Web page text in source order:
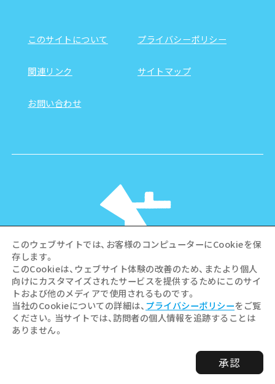
このサイトについて プライバシーポリシー
関連リンク サイトマップ
お問い合わせ
©Hiroshima Tourism Association /
Hiroshima Prefecture / Hiroshima City .
All rights reserved
このウェブサイトでは、お客様のコンピューターにCookieを保
存します。
このCookieは、ウェブサイト体験の改善のため、またより個人
向けにカスタマイズされたサービスを提供するためにこのサイ
トおよび他のメディアで使用されるものです。
当社のCookieについての詳細は、 プライバシーポリシーをご覧
ください。当サイトでは、訪問者の個人情報を追跡することは
ありません。
承認